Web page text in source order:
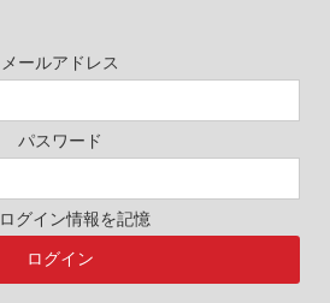
メールアドレス
パスワード
ログイン情報を記憶